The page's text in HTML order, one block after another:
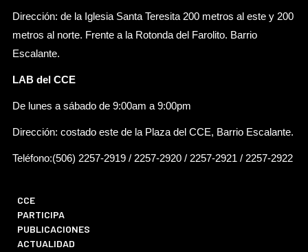
Dirección: de la Iglesia Santa Teresita 200 metros al este y 200
metros al norte. Frente a la Rotonda del Farolito. Barrio
Escalante.
LAB del CCE
De lunes a sábado de 9:00am a 9:00pm
Dirección: costado este de la Plaza del CCE, Barrio Escalante.
Teléfono:(506) 2257-2919 / 2257-2920 / 2257-2921 / 2257-2922
CCE
PARTICIPA
PUBLICACIONES
ACTUALIDAD